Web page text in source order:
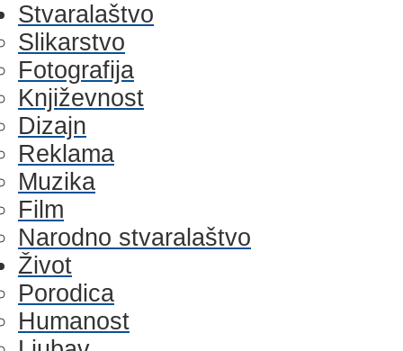
Stvaralaštvo
Slikarstvo
Fotografija
Književnost
Dizajn
Reklama
Muzika
Film
Narodno stvaralaštvo
Život
Porodica
Humanost